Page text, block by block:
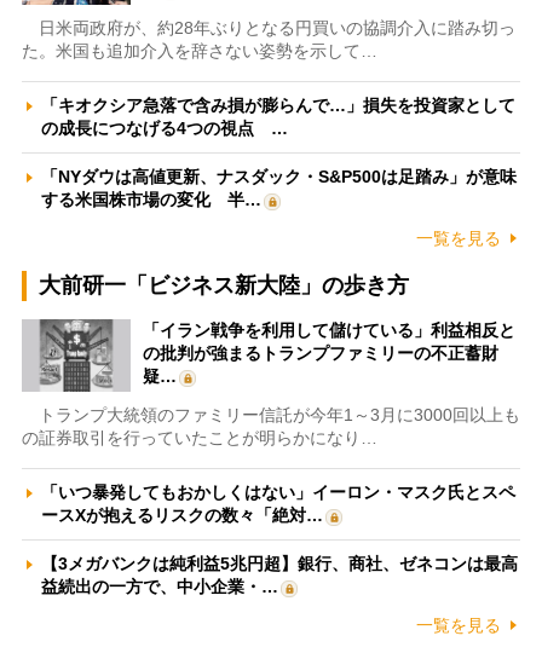
日米両政府が、約28年ぶりとなる円買いの協調介入に踏み切っ
た。米国も追加介入を辞さない姿勢を示して…
「キオクシア急落で含み損が膨らんで…」損失を投資家として
の成長につなげる4つの視点 …
「NYダウは高値更新、ナスダック・S&P500は足踏み」が意味
する米国株市場の変化 半…
一覧を見る
大前研一「ビジネス新大陸」の歩き方
「イラン戦争を利用して儲けている」利益相反と
の批判が強まるトランプファミリーの不正蓄財
疑…
トランプ大統領のファミリー信託が今年1～3月に3000回以上も
の証券取引を行っていたことが明らかになり…
「いつ暴発してもおかしくはない」イーロン・マスク氏とスペ
ースXが抱えるリスクの数々「絶対…
【3メガバンクは純利益5兆円超】銀行、商社、ゼネコンは最高
益続出の一方で、中小企業・…
一覧を見る